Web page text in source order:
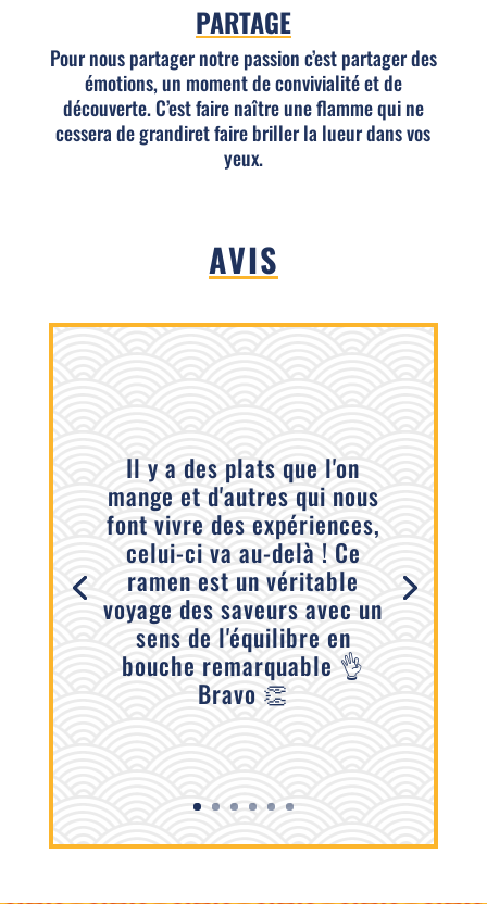
PARTAGE
Pour nous partager notre passion c’est partager des
émotions, un moment de convivialité et de
découverte. C’est faire naître une flamme qui ne
cessera de grandiret faire briller la lueur dans vos
yeux.
AVIS
Il y a des plats que l'on
mange et d'autres qui nous
font vivre des expériences,
celui-ci va au-delà ! Ce
ramen est un véritable
voyage des saveurs avec un
sens de l'équilibre en
bouche remarquable 👌
Bravo 👏